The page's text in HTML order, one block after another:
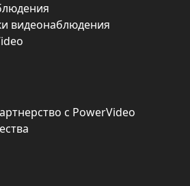
видеонаблюдения
с PowerVideo